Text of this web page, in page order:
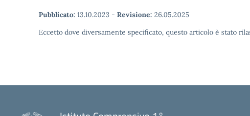
Pubblicato: 13.10.2023 - Revisione: 26.05.2025
Eccetto dove diversamente specificato, questo articolo è stato